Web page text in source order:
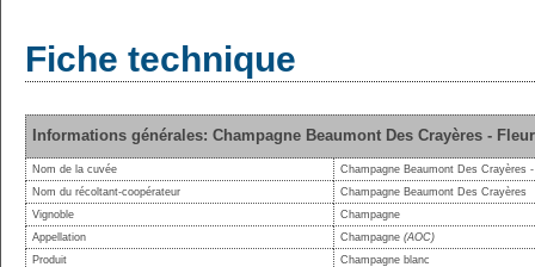
Fiche technique
Informations générales: Champagne Beaumont Des Crayères -
Nom de la cuvée
Champagne Beaumont Des Crayères
Nom du récoltant-coopérateur
Champagne Beaumont Des Crayères
Vignoble
Champagne
Appellation
Champagne (AOC)
Produit
Champagne blanc